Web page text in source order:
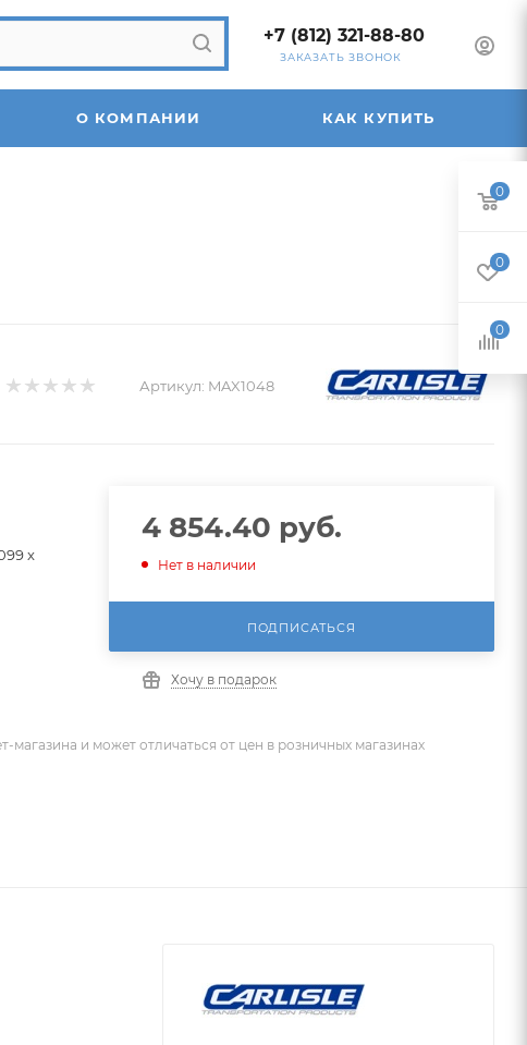
+7 (812) 321-88-80
ЗАКАЗАТЬ ЗВОНОК
О КОМПАНИИ КАК КУПИТЬ
Артикул: MAX1048
x
4 854.40 руб.
Нет в наличии
ПОДПИСАТЬСЯ
Хочу в подарок
магазина и может отличаться от цен в розничных магазинах
0
0
0